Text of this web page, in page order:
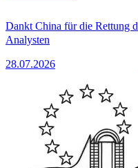
Dankt China für die Rettung
Analysten
28.07.2026